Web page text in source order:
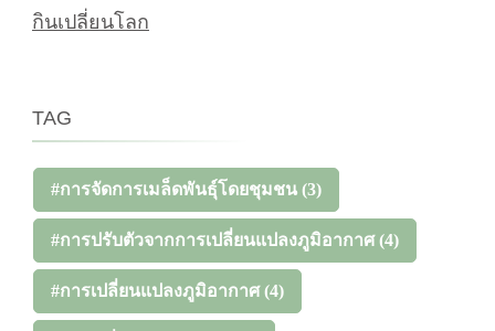
กินเปลี่ยนโลก
TAG
#การจัดการเมล็ดพันธุ์โดยชุมชน (3)
#การปรับตัวจากการเปลี่ยนแปลงภูมิอากาศ(4)
#การเปลี่ยนแปลงภูมิอากาศ(4)